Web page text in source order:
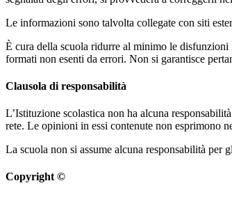
Le informazioni sono talvolta collegate con siti
È cura della scuola ridurre al minimo le
formati non esenti da errori. Non si garantisce
Clausola di responsabilità
L’Istituzione scolastica non ha alcuna
rete. Le opinioni in essi contenute non esprimono
La scuola non si assume alcuna responsabilità
Copyright ©